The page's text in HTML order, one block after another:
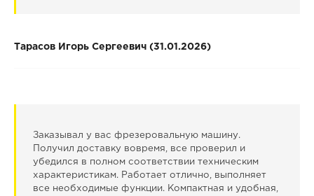
Тарасов Игорь Сергеевич (31.01.2026)
Заказывал у вас фрезеровальную машину.
Получил доставку вовремя, все проверил и
убедился в полном соответствии техническим
характеристикам. Работает отлично, выполняет
все необходимые функции. Компактная и удобная,